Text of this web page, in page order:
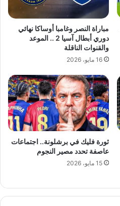
مباراة النصر وغامبا أوساكا نهائي
دوري أبطال آسيا 2 .. الموعد
والقنوات الناقلة
16 مايو، 2026
ثورة فليك في برشلونة.. اجتماعات
عاصفة تحدد مصير النجوم
15 مايو، 2026